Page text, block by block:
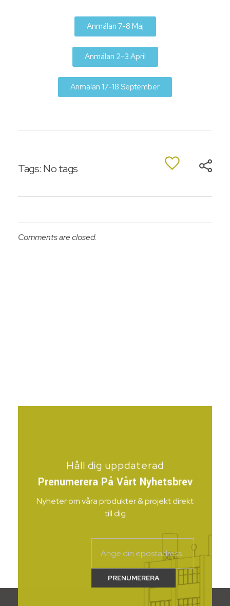
Anmälan 7-8 Maj
Anmälan 2-3 April
Anmälan 17-18 September
Tags: No tags
Comments are closed.
Håll dig uppdaterad
Prenumerera På Vårt Nyhetsbrev
Nyheter om våra produkter & projekt direkt
till dig